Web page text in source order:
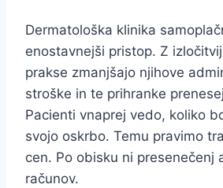
Dermatološka klinika
enostavnejši pristop. Z
prakse zmanjšajo njihove
stroške in te prihranke
Pacienti vnaprej vedo, koliko
svojo oskrbo. Temu pravimo
cen. Po obisku ni presenečenj
računov.